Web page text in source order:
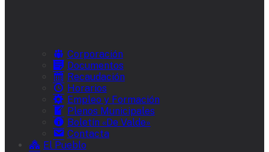
Corporación
Documentos
Recaudación
Horarios
Empleo y Formación
Plenos Municipales
Boletín «De Valde»
Contacta
El Pueblo